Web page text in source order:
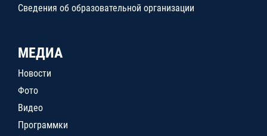
Сведения об образовательной организации
МЕДИА
Новости
Фото
Видео
Программки